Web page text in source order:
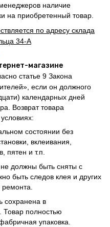
наличие
на приобретенный товар.
по адресу склада
34-А
магазине
статье 9 Закона
если он должного
календарных дней
Возврат товара
состоянии без
вклеивания,
пятен и т.п.
должны быть сняты с
быть следов клея и других
сохранена в
Товар полностью
упаковка.